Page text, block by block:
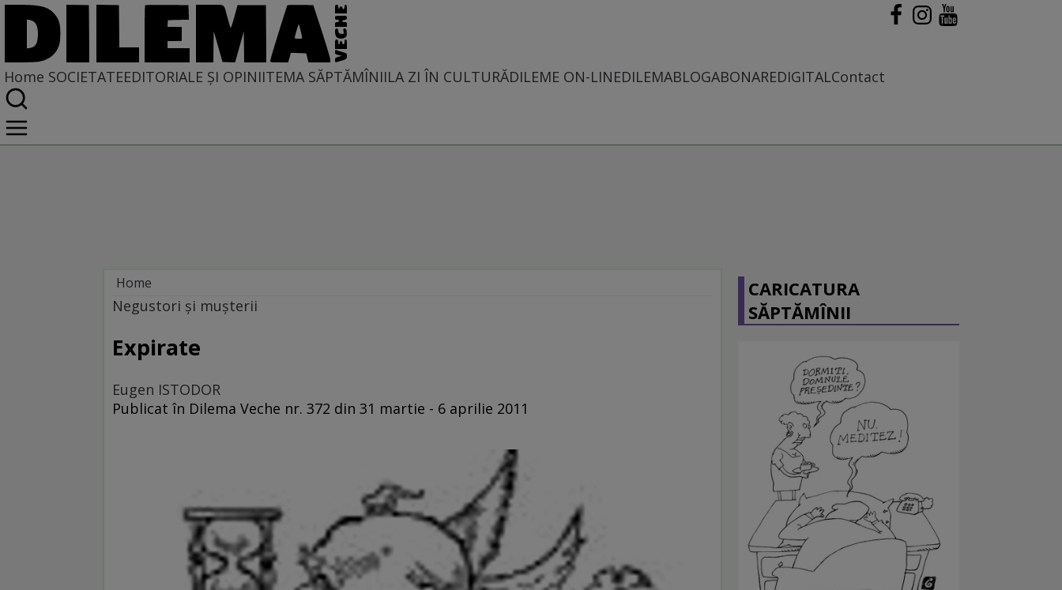
Home SOCIETATEEDITORIALE ȘI OPINIITEMA SĂPTĂMÎNIILA ZI ÎN CULTURĂDILEME ON-LINEDILEMABLOGABONAREDIGITALContact
Home
Societate
Negustori şi muşterii
Expirate
Eugen ISTODOR
Publicat în Dilema Veche nr. 372 din 31 martie - 6 aprilie 2011
CARICATURA
SĂPTĂMÎNII